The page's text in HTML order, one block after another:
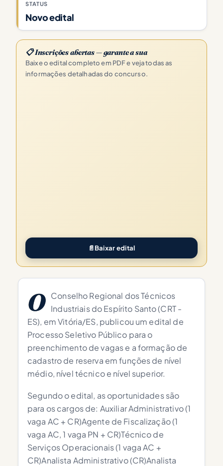
STATUS
Novo edital
📋 Inscrições abertas — garante a sua
Baixe o edital completo em PDF e veja todas as
informações detalhadas do concurso.
📄Baixar edital
O Conselho Regional dos Técnicos
Industriais do Espírito Santo (CRT -
ES), em Vitória/ES, publicou um edital de
Processo Seletivo Público para o
preenchimento de vagas e a formação de
cadastro de reserva em funções de nível
médio, nível técnico e nível superior.
Segundo o edital, as oportunidades são
para os cargos de: Auxiliar Administrativo (1
vaga AC + CR)Agente de Fiscalização (1
vaga AC, 1 vaga PN + CR)Técnico de
Serviços Operacionais (1 vaga AC +
CR)Analista Administrativo (CR)Analista